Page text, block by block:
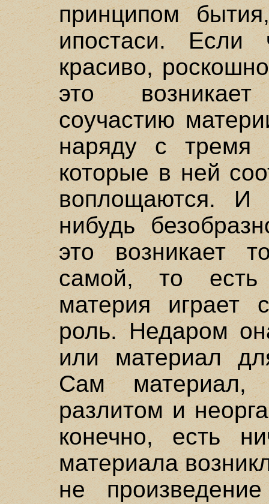
принципом
ипостаси. Если
красиво,
это
соучастию
наряду с тремя
которые в ней
воплощаются. И
нибудь
это возникает
самой, то
материя играет
роль. Недаром
или материал
Сам материал,
разлитом и
конечно, есть
материала
не